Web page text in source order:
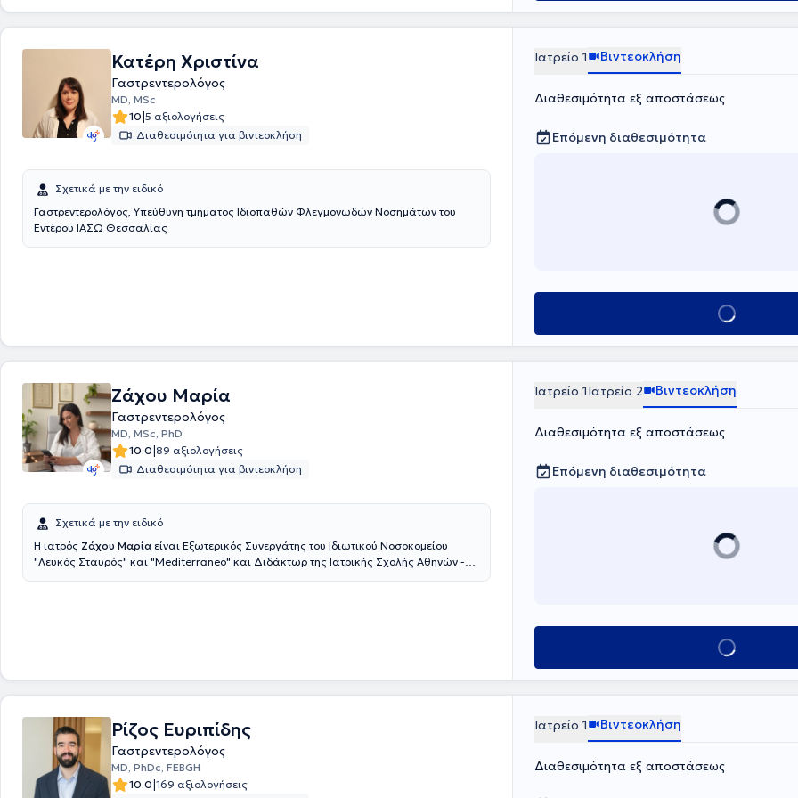
πεπτικού συστήματος (δυσφαγία, δυσκαταποσία, δυσπεπτικά ενοχλήματα, ναυτία -
έμετοι, μετεωρισμός, κοιλιακό άλγος, οξύ και χρόνιο διαρροϊκό σύνδρομο,
Αναπνοής Υδρογόνου για τη διάγνωση δυσανεξίας σε τροφές που περιέχουν λακτόζη,
φρουκτόζη καθώς και για τη διάγνωση της βακτηριακής υπερανάπτυξης λεπτού
εντέρου. Στα πλαίσια της συνεχούς επιμόρφωσης, ο ιατρός έχει συμμετάσχει σε
πολυάριθμα ελληνικά και πανευρωπαϊκά συνέδρια.
Κατέρη Χριστίνα
Γαστρεντερολόγος
MD, MSc
10|5 αξιολογήσεις
Διαθεσιμότητα για βιντεοκλήση
Σχετικά με την ειδικό
Γαστρεντερολόγος, Υπεύθυνη τμήματος Ιδιοπαθών Φλεγμονωδών Νοσημάτων του
Εντέρου ΙΑΣΩ Θεσσαλίας
Ιατρείο 1 Βιντεοκλήση
Διαθεσιμότητα εξ αποστάσεως
Επόμενη διαθεσιμότητα
Κλείσε ραντεβού
Ζάχου Μαρία
Γαστρεντερολόγος
MD, MSc, PhD
10.0|89 αξιολογήσεις
Διαθεσιμότητα για βιντεοκλήση
Σχετικά με την ειδικό
Η ιατρός Ζάχου Μαρία είναι Εξωτερικός Συνεργάτης του Ιδιωτικού Νοσοκομείου
"Λευκός Σταυρός" και "Mediterraneo" και Διδάκτωρ της Ιατρικής Σχολής Αθηνών -
Ιατρείο 1Ιατρείο 2 Βιντεοκλήση
Διαθεσιμότητα εξ αποστάσεως
Επόμενη διαθεσιμότητα
Κλείσε ραντεβού
Ρίζος Ευριπίδης
Γαστρεντερολόγος
MD, PhDc, FEBGH
10.0|169 αξιολογήσεις
Ιατρείο 1 Βιντεοκλήση
Διαθεσιμότητα εξ αποστάσεως